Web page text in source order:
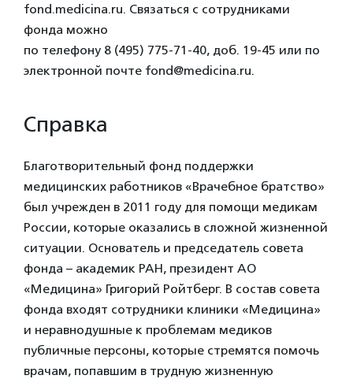
fond.medicina.ru. Связаться с сотрудниками
фонда можно
по телефону 8 (495) 775-71-40, доб. 19-45 или по
электронной почте fond@medicina.ru.
Справка
Благотворительный фонд поддержки
медицинских работников «Врачебное братство»
был учрежден в 2011 году для помощи медикам
России, которые оказались в сложной жизненной
ситуации. Основатель и председатель совета
фонда – академик РАН, президент АО
«Медицина» Григорий Ройтберг. В состав совета
фонда входят сотрудники клиники «Медицина»
и неравнодушные к проблемам медиков
публичные персоны, которые стремятся помочь
врачам, попавшим в трудную жизненную